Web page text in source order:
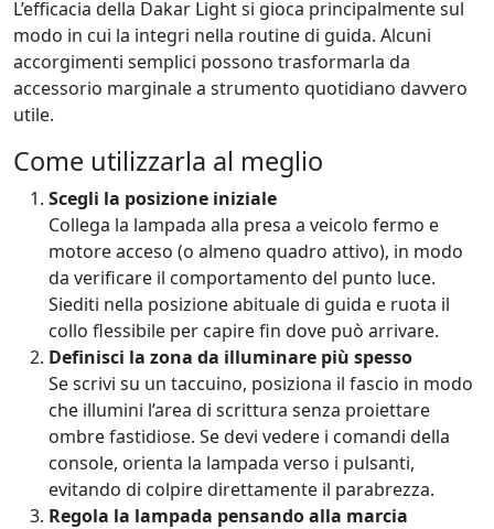
L’efficacia della Dakar Light si gioca principalmente sul
modo in cui la integri nella routine di guida. Alcuni
accorgimenti semplici possono trasformarla da
accessorio marginale a strumento quotidiano davvero
utile.
Come utilizzarla al meglio
Scegli la posizione iniziale
Collega la lampada alla presa a veicolo fermo e
motore acceso (o almeno quadro attivo), in modo
da verificare il comportamento del punto luce.
Siediti nella posizione abituale di guida e ruota il
collo flessibile per capire fin dove può arrivare.
Definisci la zona da illuminare più spesso
Se scrivi su un taccuino, posiziona il fascio in modo
che illumini l’area di scrittura senza proiettare
ombre fastidiose. Se devi vedere i comandi della
console, orienta la lampada verso i pulsanti,
evitando di colpire direttamente il parabrezza.
Regola la lampada pensando alla marcia